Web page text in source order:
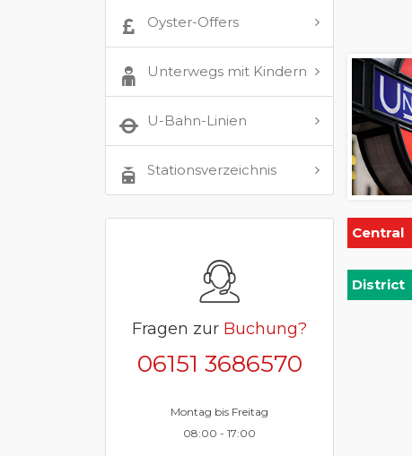
Oyster-Offers
Unterwegs mit Kindern
U-Bahn-Linien
Stationsverzeichnis
Fragen zur Buchung?
06151 3686570
Montag bis Freitag
08:00 - 17:00
Central
District